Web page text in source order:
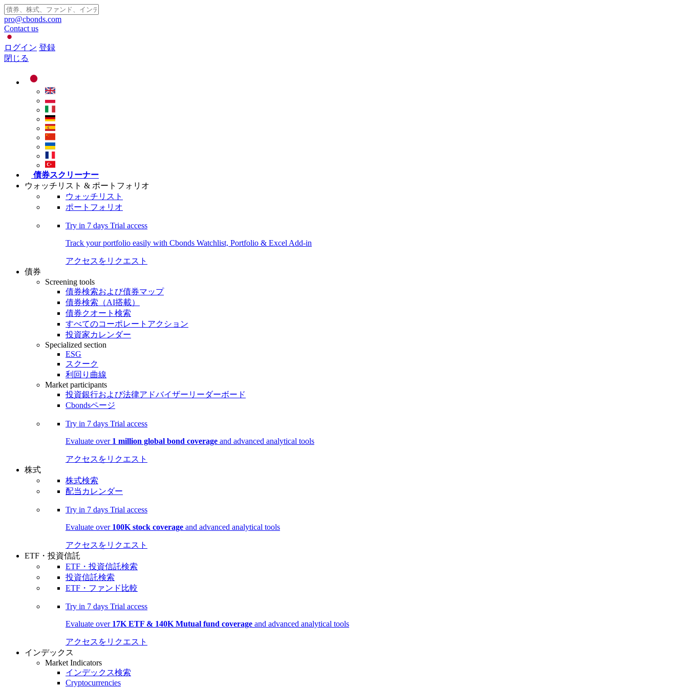
pro@cbonds.com
Contact us
ログイン 登録
閉じる
債券スクリーナー
ウォッチリスト & ポートフォリオ
ウォッチリスト
ポートフォリオ
Try in 7 days Trial access
Track your portfolio easily with Cbonds Watchlist, Portfolio & Excel Add-in
アクセスをリクエスト
債券
Screening tools
債券検索および債券マップ
債券検索（AI搭載）
債券クオート検索
すべてのコーポレートアクション
投資家カレンダー
Specialized section
ESG
スクーク
利回り曲線
Market participants
投資銀行および法律アドバイザーリーダーボード
Cbondsページ
Try in 7 days Trial access
Evaluate over 1 million global bond coverage and advanced analytical tools
アクセスをリクエスト
株式
株式検索
配当カレンダー
Try in 7 days Trial access
Evaluate over 100K stock coverage and advanced analytical tools
アクセスをリクエスト
ETF・投資信託
ETF・投資信託検索
投資信託検索
ETF・ファンド比較
Try in 7 days Trial access
Evaluate over 17K ETF & 140K Mutual fund coverage and advanced analytical tools
アクセスをリクエスト
インデックス
Market Indicators
インデックス検索
Cryptocurrencies